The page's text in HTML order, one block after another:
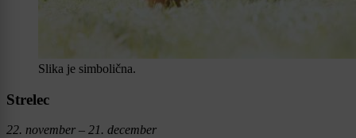
Slika je simbolična.
Strelec
22. november – 21. december